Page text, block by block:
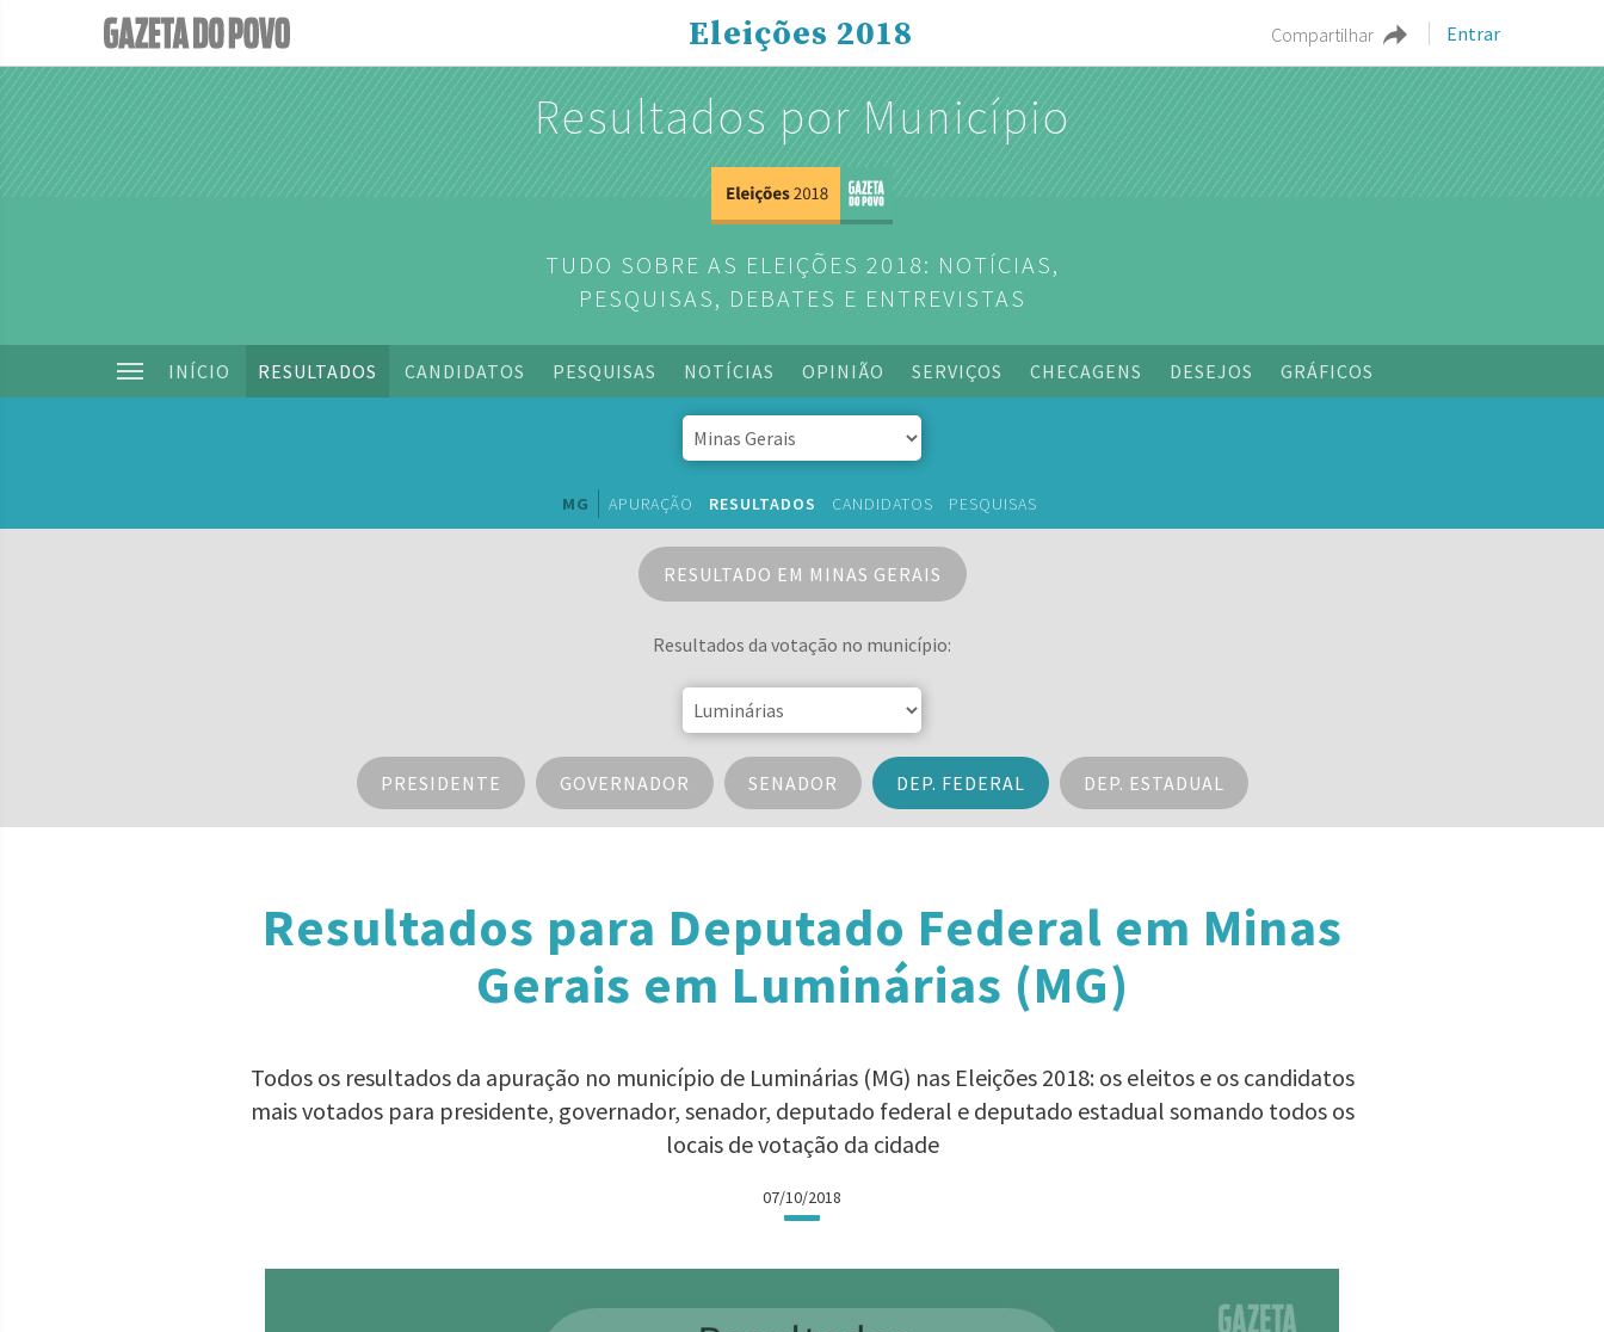
Compartilhar Entrar
Eleições 2018
Resultados por Município
TUDO SOBRE AS ELEIÇÕES 2018: NOTÍCIAS,
PESQUISAS, DEBATES E ENTREVISTAS
INÍCIO RESULTADOS CANDIDATOS PESQUISAS NOTÍCIAS OPINIÃO SERVIÇOS CHECAGENS DESEJOS GRÁFICOS
MG APURAÇÃO RESULTADOS CANDIDATOS PESQUISAS
RESULTADO EM MINAS GERAIS
Resultados da votação no município:
PRESIDENTE GOVERNADOR SENADOR DEP. FEDERAL DEP. ESTADUAL
Resultados para Deputado Federal em Minas
Gerais em Luminárias (MG)
Todos os resultados da apuração no município de Luminárias (MG) nas Eleições 2018: os eleitos e os candidatos
mais votados para presidente, governador, senador, deputado federal e deputado estadual somando todos os
locais de votação da cidade
07/10/2018